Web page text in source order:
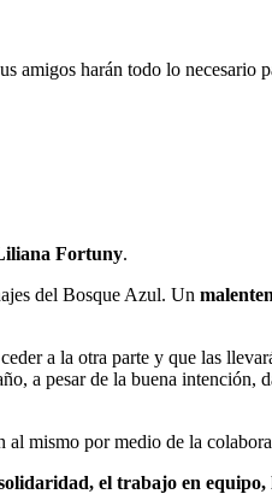
amigos harán todo lo necesario
Fortuny.
del Bosque Azul. Un
a la otra parte y que las
a pesar de la buena intención,
al mismo por medio de la
el trabajo en equipo,